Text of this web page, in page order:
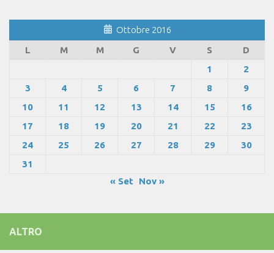
Ottobre 2016
L
M M G V S
D
1
2
3
4 5 6 7 8
9
10
11 12 13 14 15
16
17
18 19 20 21 22
23
24
25 26 27 28 29
30
31
« Set
Nov »
ALTRO